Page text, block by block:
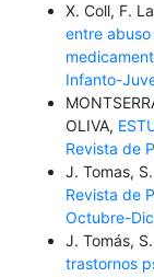
X. Coll, F.
entre
Infanto-
OLIVA,
Revista de
J. Tomas,
Revista de
Octubre-
J. Tomás,
trastornos